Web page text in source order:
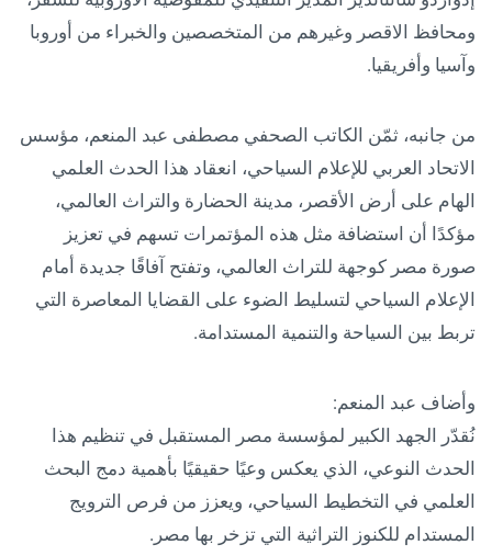
ومحافظ الاقصر وغيرهم من المتخصصين والخبراء من أوروبا
وآسيا وأفريقيا.
من جانبه، ثمّن الكاتب الصحفي مصطفى عبد المنعم، مؤسس
الاتحاد العربي للإعلام السياحي، انعقاد هذا الحدث العلمي
الهام على أرض الأقصر، مدينة الحضارة والتراث العالمي،
مؤكدًا أن استضافة مثل هذه المؤتمرات تسهم في تعزيز
صورة مصر كوجهة للتراث العالمي، وتفتح آفاقًا جديدة أمام
الإعلام السياحي لتسليط الضوء على القضايا المعاصرة التي
تربط بين السياحة والتنمية المستدامة.
وأضاف عبد المنعم:
نُقدّر الجهد الكبير لمؤسسة مصر المستقبل في تنظيم هذا
الحدث النوعي، الذي يعكس وعيًا حقيقيًا بأهمية دمج البحث
العلمي في التخطيط السياحي، ويعزز من فرص الترويج
المستدام للكنوز التراثية التي تزخر بها مصر.